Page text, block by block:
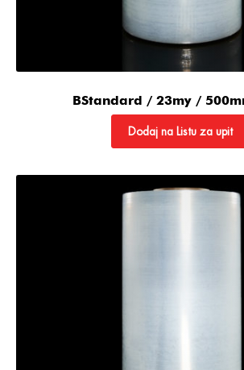
BStandard / 23my /
Dodaj na Listu za upit